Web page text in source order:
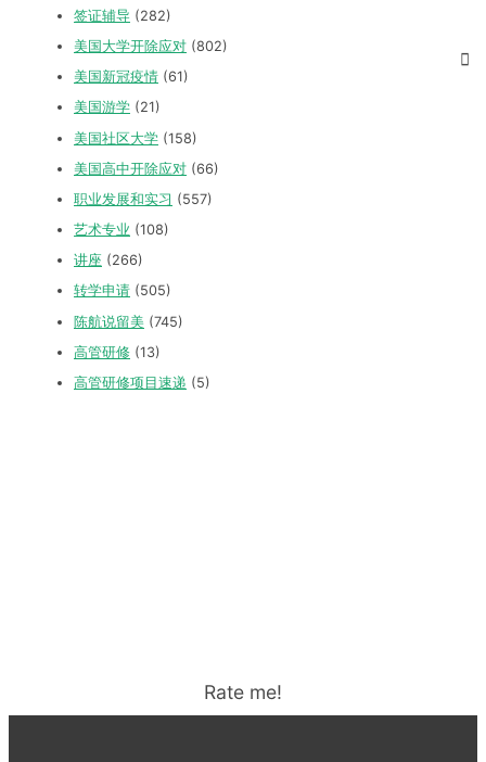
签证辅导 (282)
美国大学开除应对 (802)
美国新冠疫情 (61)
美国游学 (21)
美国社区大学 (158)
美国高中开除应对 (66)
职业发展和实习 (557)
艺术专业 (108)
讲座 (266)
转学申请 (505)
陈航说留美 (745)
高管研修 (13)
高管研修项目速递 (5)
Rate me!